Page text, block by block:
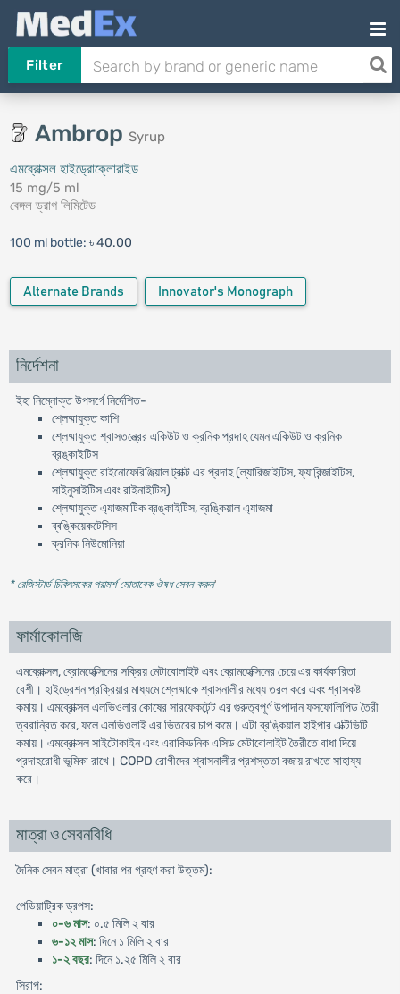
Filter
Ambrop Syrup
এমব্রোক্সল হাইড্রোক্লোরাইড
15 mg/5 ml
বেঙ্গল ড্রাগ লিমিটেড
100 ml bottle: ৳ 40.00
Alternate Brands Innovator's Monograph
নির্দেশনা
ইহা নিম্নোক্ত উপসর্গে নির্দেশিত-
শ্লেষ্মাযুক্ত কাশি
শ্লেষ্মাযুক্ত শ্বাসতন্ত্রের একিউট ও ক্রনিক প্রদাহ যেমন একিউট ও ক্রনিক
ব্রঙ্কাইটিস
শ্লেষ্মাযুক্ত রাইনোফেরিঞ্জিয়াল ট্রাক্ট এর প্রদাহ (ল্যারিজাইটিস, ফ্যারিন্জাইটিস,
সাইনুসাইটিস এবং রাইনাইটিস)
শ্লেষ্মাযুক্ত এ্যাজমাটিক ব্রঙ্কাইটিস, ব্রঙ্কিয়াল এ্যাজমা
ব্ৰঙ্কিয়েকটেসিস
ক্রনিক নিউমোনিয়া
* রেজিস্টার্ড চিকিৎসকের পরামর্শ মোতাবেক ঔষধ সেবন করুন'
ফার্মাকোলজি
এমব্রোক্সল, ব্রোমহেক্সিনের সক্রিয় মেটাবোলাইট এবং ব্রোমহেক্সিনের চেয়ে এর কার্যকারিতা
বেশী। হাইড্রেশন প্রক্রিয়ার মাধ্যমে শ্লেষ্মাকে শ্বাসনালীর মধ্যে তরল করে এবং শ্বাসকষ্ট
কমায়। এমব্রোক্সল এলভিওলার কোষের সারফেকটেন্ট এর গুরুত্বপূর্ণ উপাদান ফসফোলিপিড তৈরী
ত্বরান্বিত করে, ফলে এলভিওলাই এর ভিতরের চাপ কমে। এটা ব্রঙ্কিয়াল হাইপার এক্টিভিটি
কমায়। এমব্রোক্সল সাইটোকাইন এবং এরাকিডনিক এসিড মেটাবোলাইট তৈরীতে বাধা দিয়ে
প্রদাহরোধী ভূমিকা রাখে। COPD রোগীদের শ্বাসনালীর প্রশস্ততা বজায় রাখতে সাহায্য
করে।
মাত্রা ও সেবনবিধি
দৈনিক সেবন মাত্রা (খাবার পর গ্রহণ করা উত্তম):
পেডিয়াট্রিক ড্রপস:
০-৬ মাস: ০.৫ মিলি ২ বার
৬-১২ মাস: দিনে ১ মিলি ২ বার
১-২ বছর: দিনে ১.২৫ মিলি ২ বার
সিরাপ: